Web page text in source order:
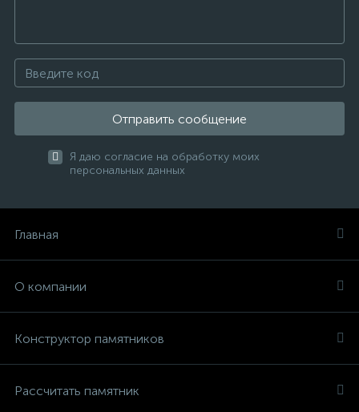
Отправить сообщение
Я даю согласие на обработку моих
персональных данных
Главная
О компании
Конструктор памятников
Рассчитать памятник